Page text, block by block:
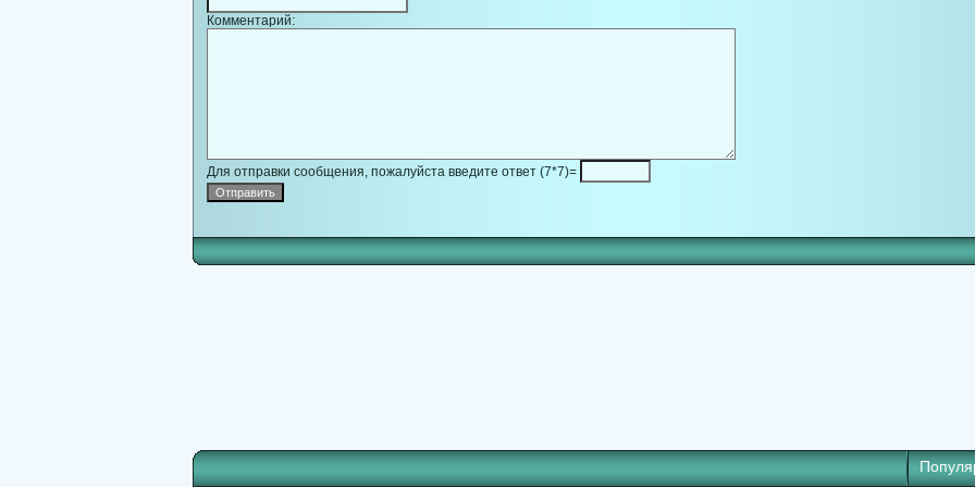
Комментарий:
Для отправки сообщения, пожалуйста введите ответ (7*7)=